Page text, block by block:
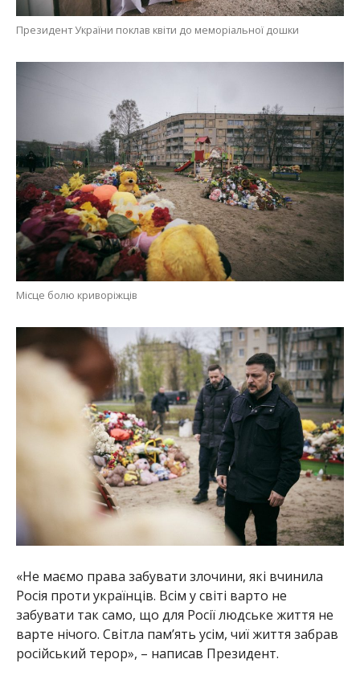
Президент України поклав квіти до меморіальної дошки
Місце болю криворіжців
«Не маємо права забувати злочини, які вчинила
Росія проти українців. Всім у світі варто не
забувати так само, що для Росії людське життя не
варте нічого. Світла памʼять усім, чиї життя забрав
російський терор», – написав Президент.